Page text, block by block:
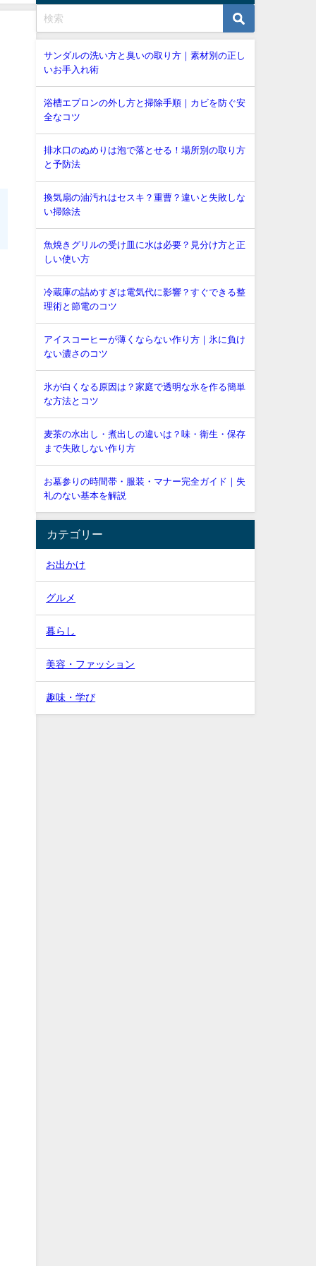
サンダルの洗い方と臭いの取り方｜素材別の正し
いお手入れ術
浴槽エプロンの外し方と掃除手順｜カビを防ぐ安
全なコツ
排水口のぬめりは泡で落とせる！場所別の取り方
と予防法
換気扇の油汚れはセスキ？重曹？違いと失敗しな
い掃除法
魚焼きグリルの受け皿に水は必要？見分け方と正
しい使い方
冷蔵庫の詰めすぎは電気代に影響？すぐできる整
理術と節電のコツ
アイスコーヒーが薄くならない作り方｜氷に負け
ない濃さのコツ
氷が白くなる原因は？家庭で透明な氷を作る簡単
な方法とコツ
麦茶の水出し・煮出しの違いは？味・衛生・保存
まで失敗しない作り方
お墓参りの時間帯・服装・マナー完全ガイド｜失
礼のない基本を解説
カテゴリー
お出かけ
グルメ
暮らし
美容・ファッション
趣味・学び